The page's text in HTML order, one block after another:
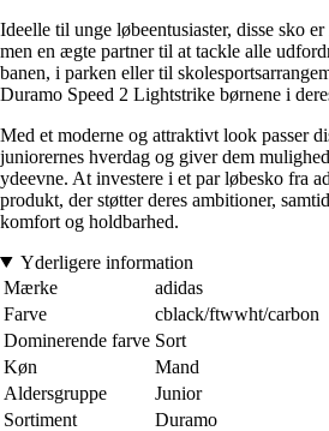
Ideelle til unge løbeentusiaster, disse sko
men en ægte partner til at tackle alle
banen, i parken eller til
Duramo Speed 2 Lightstrike børnene i
Med et moderne og attraktivt look passer
juniorernes hverdag og giver dem
ydeevne. At investere i et par løbesko fra
produkt, der støtter deres ambitioner,
komfort og holdbarhed.
Yderligere information
Mærke
adidas
Farve
cblack/ftwwht/carbon
Dominerende farve Sort
Køn
Mand
Aldersgruppe
Junior
Sortiment
Duramo